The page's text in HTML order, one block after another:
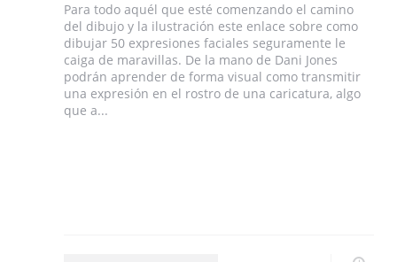
Para todo aquél que esté comenzando el camino
del dibujo y la ilustración este enlace sobre como
dibujar 50 expresiones faciales seguramente le
caiga de maravillas. De la mano de Dani Jones
podrán aprender de forma visual como transmitir
una expresión en el rostro de una caricatura, algo
que a...